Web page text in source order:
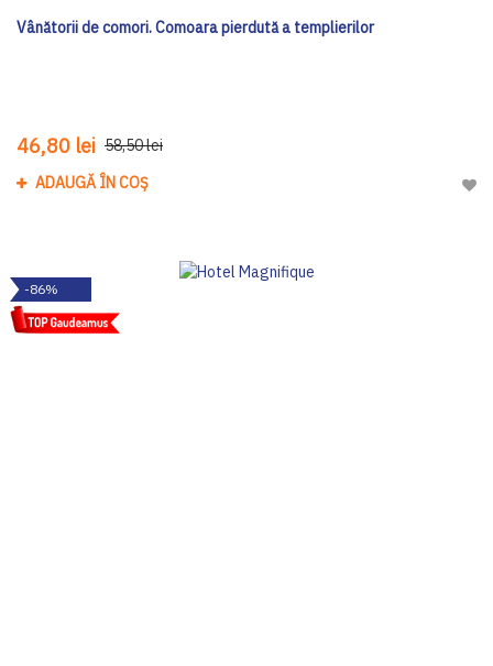
Vânătorii de comori. Comoara pierdută a templierilor
46,80 lei 58,50 lei
ADAUGĂ ÎN COȘ
-86%